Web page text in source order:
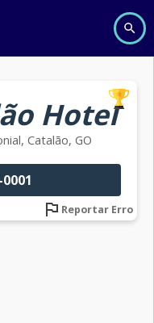
Hotel
Catalão, GO
Reportar Erro